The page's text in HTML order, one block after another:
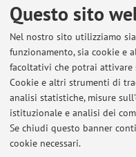
Questo sito
Nel nostro sito utilizziamo
funzionamento, sia cookie e
facoltativi che potrai attivare
Cookie e altri strumenti di
analisi statistiche, misure
istituzionale e analisi dei
Se chiudi questo banner
cookie necessari.
Contenuti utili
Al momento non sono
Al momento